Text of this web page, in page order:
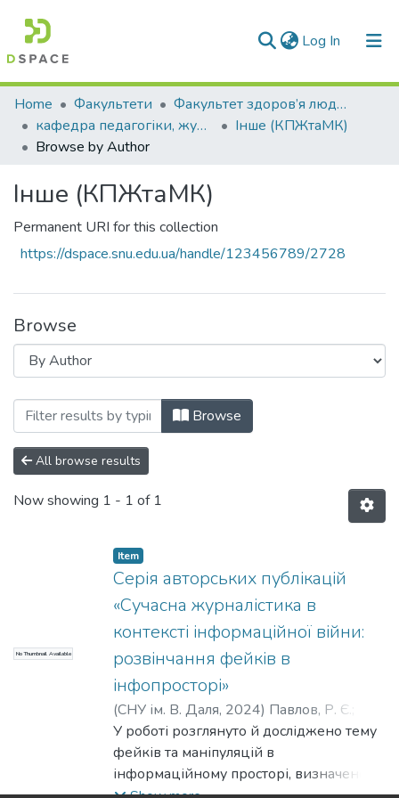
Log In (current)
Communities & Collections
All of DSpace
Home Факультети
Факультет здоров’я людини
кафедра педагогіки, журналістики та міжкультурних комунікацій
Інше (КПЖтаМК)
Browse by Author
Інше (КПЖтаМК)
Permanent URI for this collection
https://dspace.snu.edu.ua/handle/123456789/2728
Browse
Browsing Інше (КПЖтаМК) by Author
Browse
All browse results
Now showing 1 - 1 of 1
No Thumbnail Available
Item
Серія авторських публікацій
«Сучасна журналістика в
контексті інформаційної війни:
розвінчання фейків в
інфопросторі»
(СНУ ім. В. Даля, 2024) Павлов, Р. Є.
Зайцева, С. С. (наук. кер.)
У роботі розглянуто й досліджено тему
фейків та маніпуляцій в
інформаційному просторі, визначено